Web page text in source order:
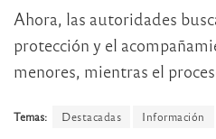
Ahora, las autoridades
protección y el
menores, mientras el
Temas: Destacadas Información